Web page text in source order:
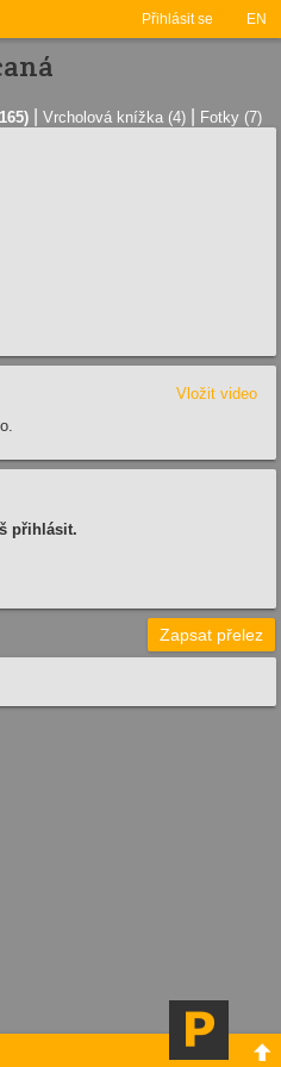
Přihlásit se EN
Vrcholová knížka (4) Fotky (7)
Vložit video
přihlásit.
Zapsat přelez
